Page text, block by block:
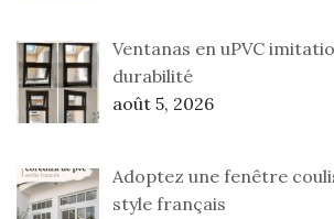
Ventanas en uPVC
durabilité
août 5, 2026
Adoptez une fenêtre
style français